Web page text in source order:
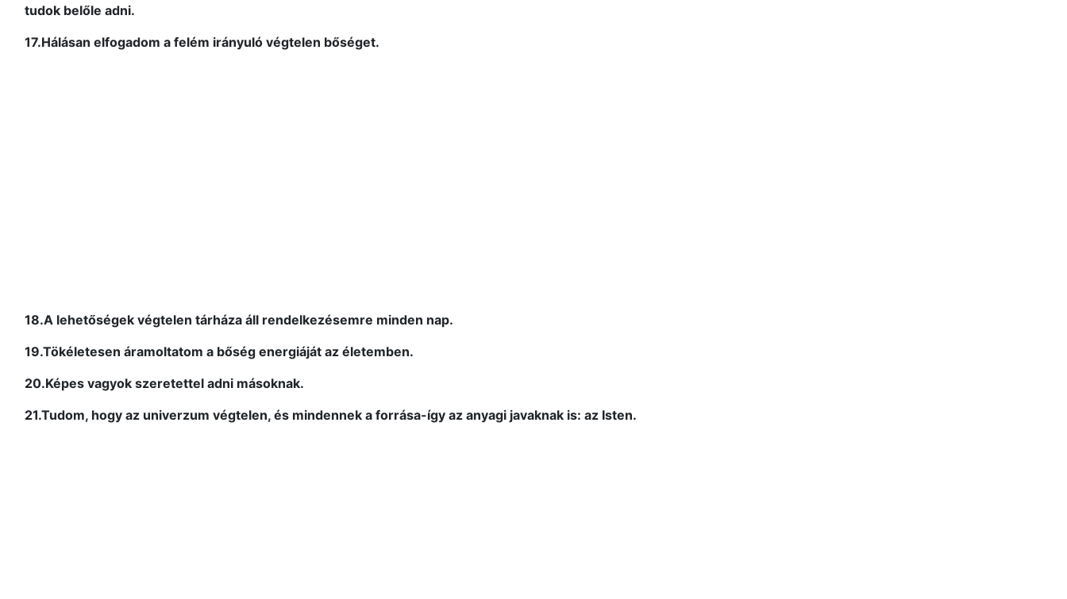
tudok belőle adni.
17.Hálásan elfogadom a felém irányuló végtelen bőséget.
18.A lehetőségek végtelen tárháza áll rendelkezésemre minden nap.
19.Tökéletesen áramoltatom a bőség energiáját az életemben.
20.Képes vagyok szeretettel adni másoknak.
21.Tudom, hogy az univerzum végtelen, és mindennek a forrása-így az anyagi javaknak is: az Isten.